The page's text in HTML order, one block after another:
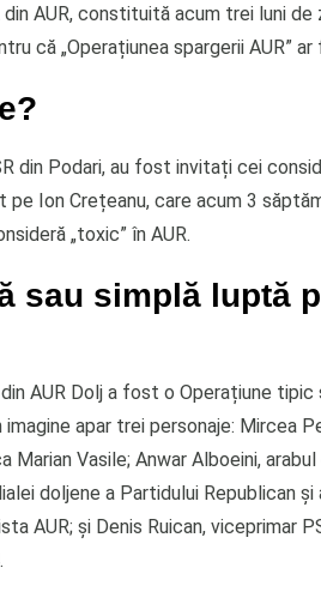
AUR, constituită acum trei luni de
că „Operațiunea spargerii AUR” ar
din Podari, au fost invitați cei
Ion Crețeanu, care acum 3
„toxic” în AUR.
sau simplă luptă
AUR Dolj a fost o Operațiune
apar trei personaje: Mircea
Marian Vasile; Anwar Alboeini,
doljene a Partidului Republican
AUR; și Denis Ruican, viceprimar